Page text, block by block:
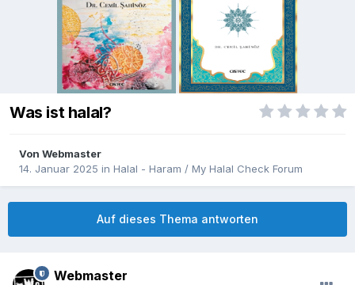
Was ist halal?
Von Webmaster
14. Januar 2025 in Halal - Haram / My Halal Check Forum
Auf dieses Thema antworten
Webmaster